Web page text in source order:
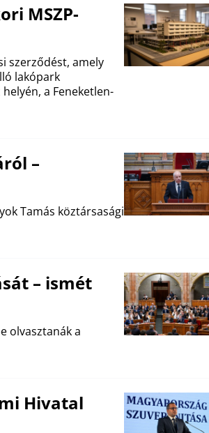
MSZP-
szerződést, amely
lakópark
a Feneketlen-
–
Tamás köztársasági
– ismét
olvasztanák a
Hivatal